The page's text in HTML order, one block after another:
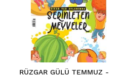
RÜZGAR GÜLÜ TEMMUZ -